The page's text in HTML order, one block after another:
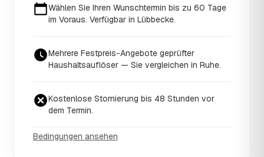
Wählen Sie Ihren Wunschtermin bis zu 60 Tage
im Voraus. Verfügbar in Lübbecke.
Mehrere Festpreis-Angebote geprüfter
Haushaltsauflöser — Sie vergleichen in Ruhe.
Kostenlose Stornierung bis 48 Stunden vor
dem Termin.
Bedingungen ansehen